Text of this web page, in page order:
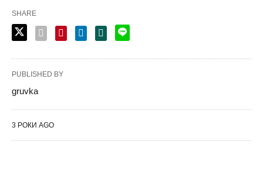
SHARE
PUBLISHED BY
gruvka
3 РОКИ AGO